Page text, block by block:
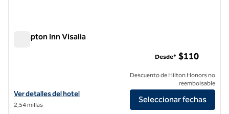
Hampton Inn Visalia
Ver detalles del hotel Hampton Inn Visalia
Ver detalles del hotel
2,54 millas
Desde* $110
Descuento de Hilton Honors no
reembolsable
Seleccionar fechas